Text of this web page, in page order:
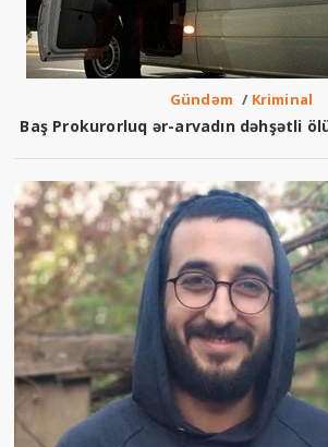
Gündəm / Kriminal
Baş Prokurorluq ər-arvadın dəhşətli